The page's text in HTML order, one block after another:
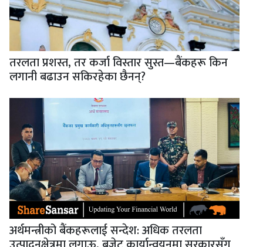
तरलता प्रशस्त, तर कर्जा विस्तार सुस्त—बैंकहरू किन
लगानी बढाउन सकिरहेका छैनन्?
अर्थमन्त्रीको बैंकहरूलाई सन्देश: अधिक तरलता